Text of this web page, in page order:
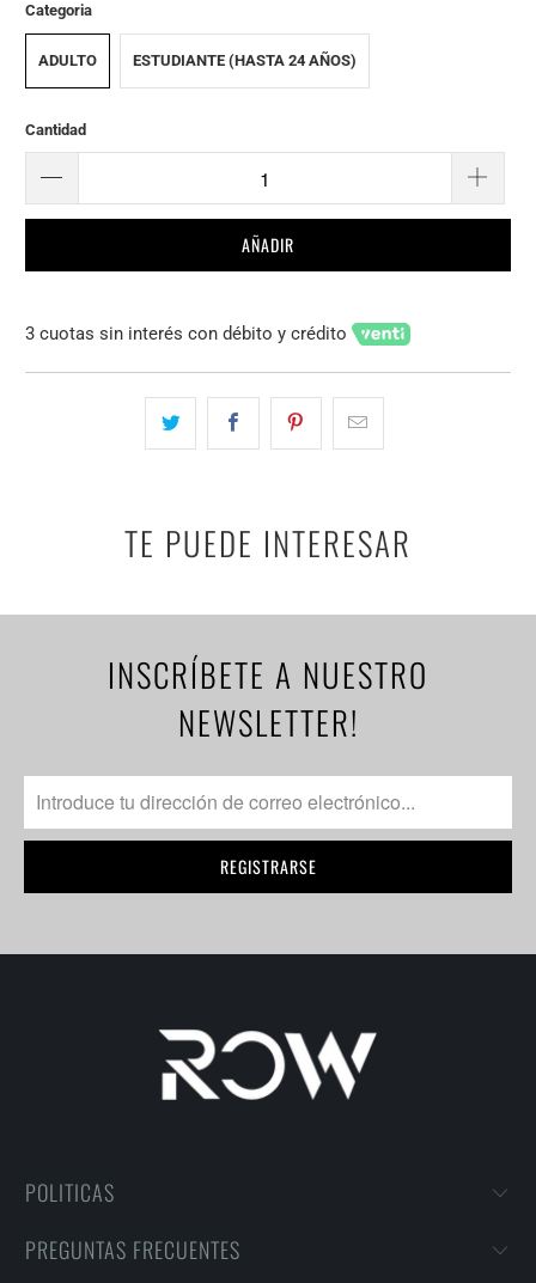
Categoria
ADULTO ESTUDIANTE (HASTA 24 AÑOS)
Cantidad
AÑADIR
3 cuotas sin interés con débito y crédito
TE PUEDE INTERESAR
INSCRÍBETE A NUESTRO
NEWSLETTER!
POLITICAS
PREGUNTAS FRECUENTES